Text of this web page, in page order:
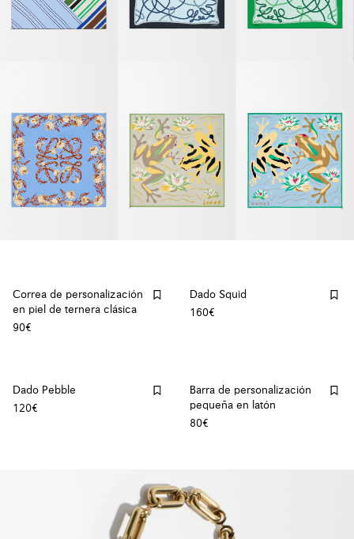
Correa de personalización
en piel de ternera clásica
90€
Dado Squid
160€
Dado Pebble
120€
Barra de personalización
pequeña en latón
80€